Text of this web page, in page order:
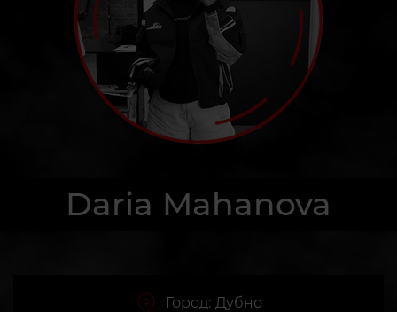
Daria Mahanova
Город: Дубно